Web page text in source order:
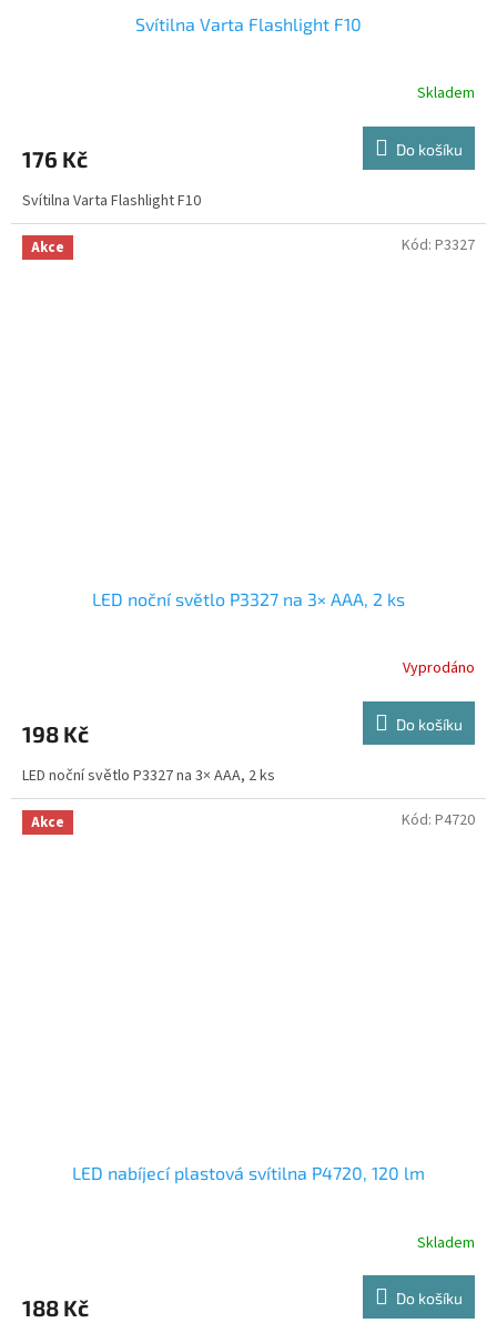
Svítilna Varta Flashlight F10
Skladem
176 Kč Do košíku
Svítilna Varta Flashlight F10
Akce
LED noční světlo P3327 na 3× AAA, 2 ks
Vyprodáno
198 Kč Do košíku
LED noční světlo P3327 na 3× AAA, 2 ks
Kód: P3327
Akce
LED nabíjecí plastová svítilna P4720, 120 lm
Skladem
188 Kč Do košíku
Kód: P4720